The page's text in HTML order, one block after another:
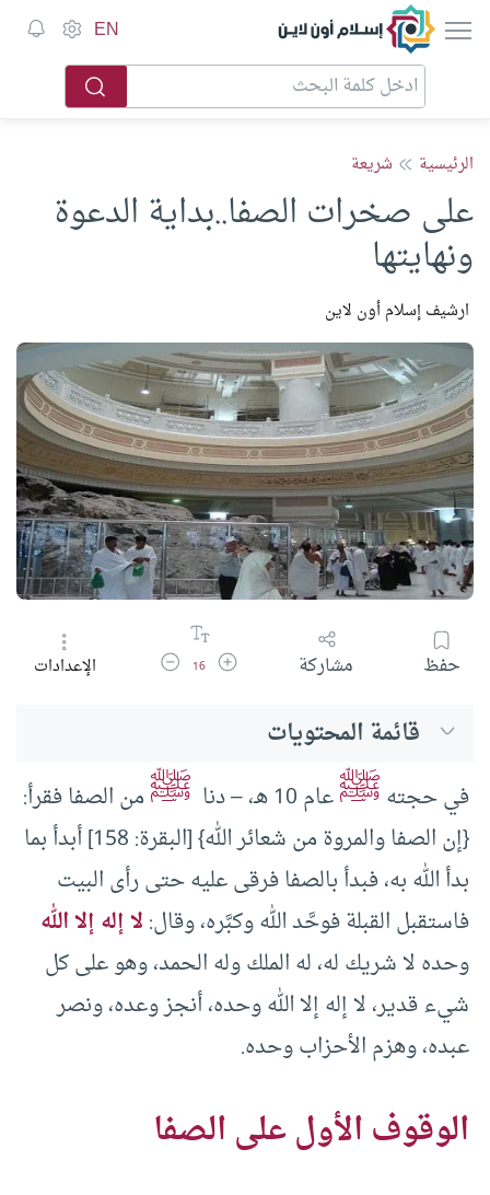
إسلام أون لاين EN
الرئيسية شريعة
على صخرات الصفا..بداية الدعوة
ونهايتها
ارشيف إسلام أون لاين
حفظ مشاركة زيادة حجم الخط
16 تقليل حجم الخطالإعدادات
قائمة المحتويات
في حجتهﷺعام 10 هـ، – دنا ﷺمن الصفا فقرأ:
{إن الصفا والمروة من شعائر الله} [البقرة: 158] أبدأ بما
بدأ الله به، فبدأ بالصفا فرقى عليه حتى رأى البيت
فاستقبل القبلة فوحَّد الله وكبَّره، وقال:لا إله إلا الله
وحده لا شريك له، له الملك وله الحمد، وهو على كل
شيء قدير، لا إله إلا الله وحده، أنجز وعده، ونصر
عبده، وهزم الأحزاب وحده.
الوقوف الأول على الصفا